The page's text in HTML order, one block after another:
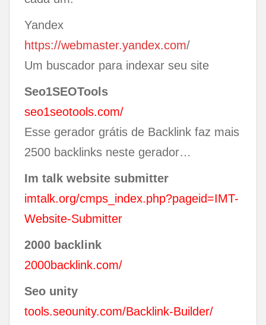
Yandex
https://webmaster.yandex.com/
Um buscador para indexar seu site
Seo1SEOTools
seo1seotools.com/
Esse gerador grátis de Backlink faz mais
2500 backlinks neste gerador…
Im talk website submitter
imtalk.org/cmps_index.php?pageid=IMT-
Website-Submitter
2000 backlink
2000backlink.com/
Seo unity
tools.seounity.com/Backlink-Builder/